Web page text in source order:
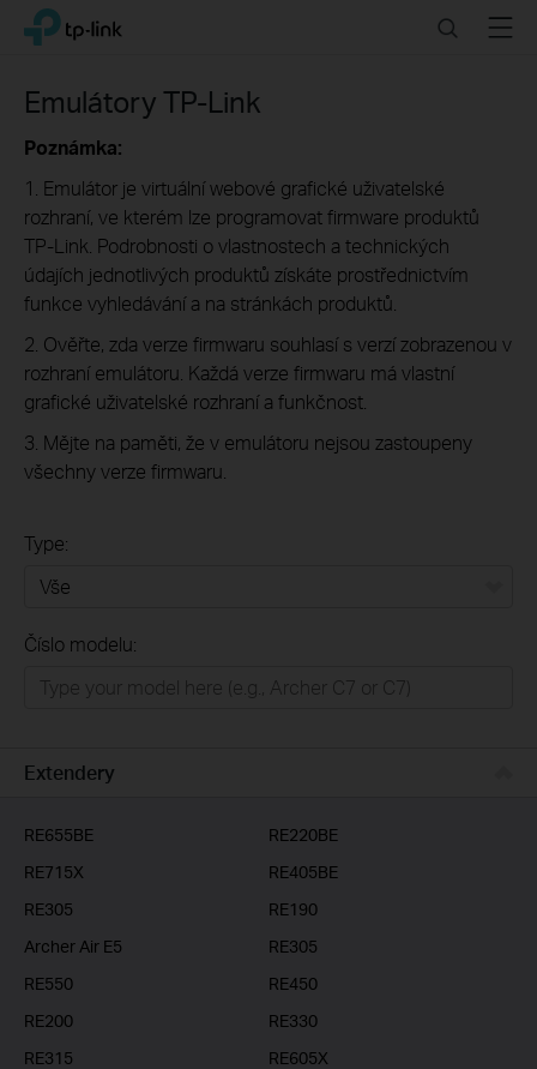
Click
navigation
TP-Link, Reliably Smart SearchMenu
Emulátory TP-Link
Poznámka:
1. Emulátor je virtuální webové grafické uživatelské
rozhraní, ve kterém lze programovat firmware produktů
TP-Link. Podrobnosti o vlastnostech a technických
údajích jednotlivých produktů získáte prostřednictvím
funkce vyhledávání a na stránkách produktů.
2. Ověřte, zda verze firmwaru souhlasí s verzí zobrazenou v
rozhraní emulátoru. Každá verze firmwaru má vlastní
grafické uživatelské rozhraní a funkčnost.
3. Mějte na paměti, že v emulátoru nejsou zastoupeny
všechny verze firmwaru.
Type:
Business
Číslo modelu:
Extendery
RE655BE
RE220BE
RE715X
RE405BE
RE305
RE190
Archer Air E5
RE305
RE550
RE450
RE200
RE330
RE315
RE605X